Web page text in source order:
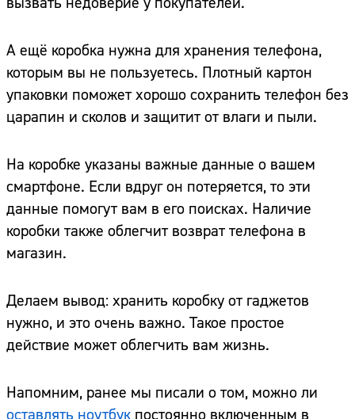
А ещё коробка нужна для хранения телефона,
которым вы не пользуетесь. Плотный картон
упаковки поможет хорошо сохранить телефон без
царапин и сколов и защитит от влаги и пыли.
На коробке указаны важные данные о вашем
смартфоне. Если вдруг он потеряется, то эти
данные помогут вам в его поисках. Наличие
коробки также облегчит возврат телефона в
магазин.
Делаем вывод: хранить коробку от гаджетов
нужно, и это очень важно. Такое простое
действие может облегчить вам жизнь.
Напомним, ранее мы писали о том, можно ли
оставлять ноутбук постоянно включенным в